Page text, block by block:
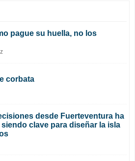
pague su huella, no los
corbata
desde Fuerteventura ha
clave para diseñar la isla